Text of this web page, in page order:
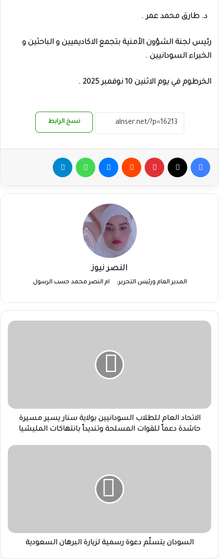
د. طارق محمد عمر .
رئيس لجنة الشؤون الأمنية بتجمع الاكاديميين و الباحثين و
الخبراء السودانيين .
الخرطوم في يوم الاثنين 10 نوفمبر 2025 .
نسخ الرابط
فيسبوك بينتيريست ماسنجر واتساب
النصر نيوز
المدير العام ورئيس التحرير: ام النصر محمد حسب الرسول
الاتحاد
حاشدة
للقوات
وتنديداً
الاتحاد العام للطلاب السودانيين بولاية سنار يسير مسيرة
حاشدة دعماً للقوات المسلحة وتنديداً بانتهاكات المليشيا
السودان
السودان يتسلّم دعوة رسمية لزيارة البرهان السعودية